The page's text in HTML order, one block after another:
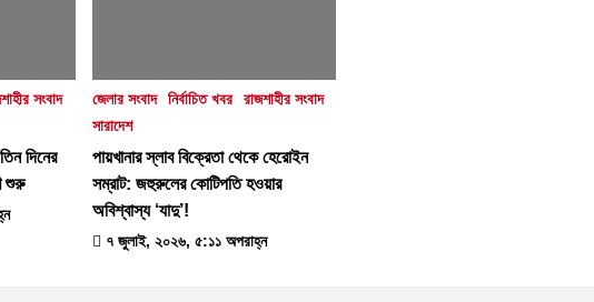
সংবাদ
দিনের
শুরু
জেলার সংবাদ নির্বাচিত খবর
রাজশাহীর সংবাদ
সারাদেশ
পায়খানার স্লাব বিক্রেতা থেকে হেরোইন
সম্রাট: জহুরুলের কোটিপতি হওয়ার
অবিশ্বাস্য ‘যাদু’!
৭ জুলাই, ২০২৬, ৫:১১ অপরাহ্ন